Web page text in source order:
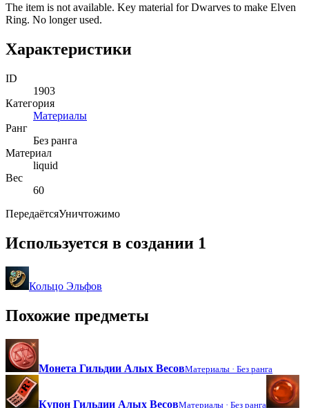
The item is not available. Key material for Dwarves to make Elven
Ring. No longer used.
Характеристики
ID
1903
Категория
Материалы
Ранг
Без ранга
Материал
liquid
Вес
60
ПередаётсяУничтожимо
Используется в создании 1
Кольцо Эльфов
Похожие предметы
Монета Гильдии Алых ВесовМатериалы · Без ранга
Купон Гильдии Алых ВесовМатериалы · Без ранга